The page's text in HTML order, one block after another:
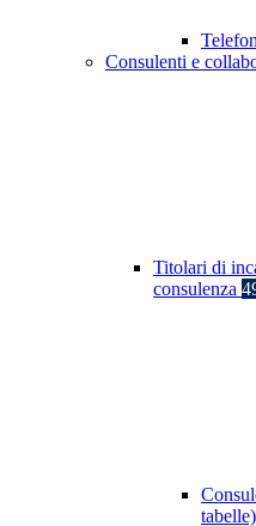
Consulenti e
Titolari di
consulenza
tabelle)